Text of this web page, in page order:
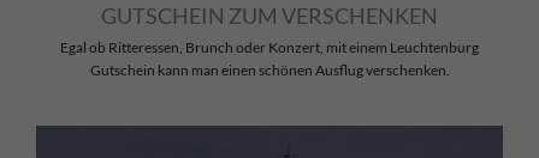
GUTSCHEIN ZUM VERSCHENKEN
Egal ob Ritteressen, Brunch oder Konzert, mit einem Leuchtenburg
Gutschein kann man einen schönen Ausflug verschenken.